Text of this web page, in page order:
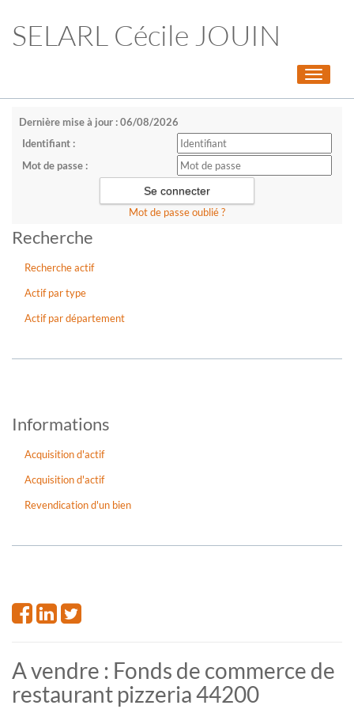
SELARL Cécile JOUIN
Toggle
Dernière mise à jour : 06/08/2026
Identifiant :
Mot de passe :
Mot de passe oublié ?
Recherche
Recherche actif
Actif par type
Actif par département
Informations
Acquisition d'actif
Acquisition d'actif
Revendication d'un bien
A vendre : Fonds de commerce de
restaurant pizzeria 44200